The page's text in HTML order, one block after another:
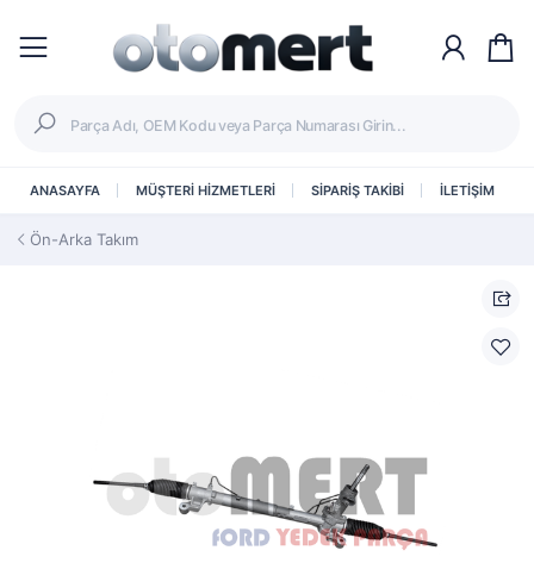
ANASAYFA MÜŞTERİ HİZMETLERİ SİPARİŞ TAKİBİ İLETİŞİM
Ön-Arka Takım